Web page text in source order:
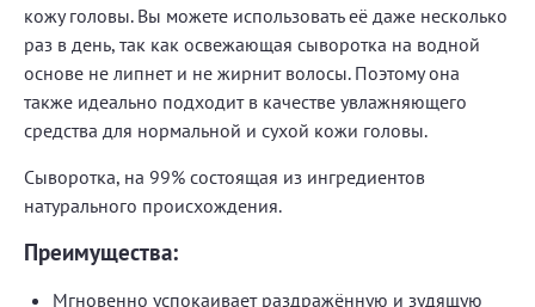
кожу головы. Вы можете использовать её даже несколько
раз в день, так как освежающая сыворотка на водной
основе не липнет и не жирнит волосы. Поэтому она
также идеально подходит в качестве увлажняющего
средства для нормальной и сухой кожи головы.
Сыворотка, на 99% состоящая из ингредиентов
натурального происхождения.
Преимущества:
Мгновенно успокаивает раздражённую и зудящую